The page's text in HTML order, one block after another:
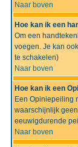
Naar boven
Hoe kan ik een
Om een
voegen. Je kan
te schakelen)
Naar boven
Hoe kan ik een
Een Opiniepeiling
waarschijnlijk
eeuwigdurende
Naar boven